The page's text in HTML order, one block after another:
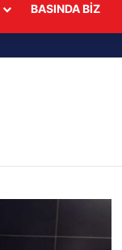
BASINDA BIZ